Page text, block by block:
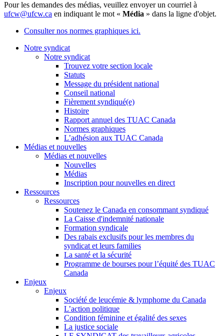
Pour les demandes des médias, veuillez envoyer un courriel à
ufcw@ufcw.ca en indiquant le mot « Média » dans la ligne d'objet.
Consulter nos normes graphiques ici.
Notre syndicat
Notre syndicat
Trouvez votre section locale
Statuts
Message du président national
Conseil national
Fièrement syndiqué(e)
Histoire
Rapport annuel des TUAC Canada
Normes graphiques
L’adhésion aux TUAC Canada
Médias et nouvelles
Médias et nouvelles
Nouvelles
Médias
Inscription pour nouvelles en direct
Ressources
Ressources
Soutenez le Canada en consommant syndiqué
La Caisse d'indemnité nationale
Formation syndicale
Des rabais exclusifs pour les membres du
syndicat et leurs families
La santé et la sécurité
Programme de bourses pour l’équité des TUAC
Canada
Enjeux
Enjeux
Société de leucémie & lymphome du Canada
L’action politique
Condition féminine et égalité des sexes
La justice sociale